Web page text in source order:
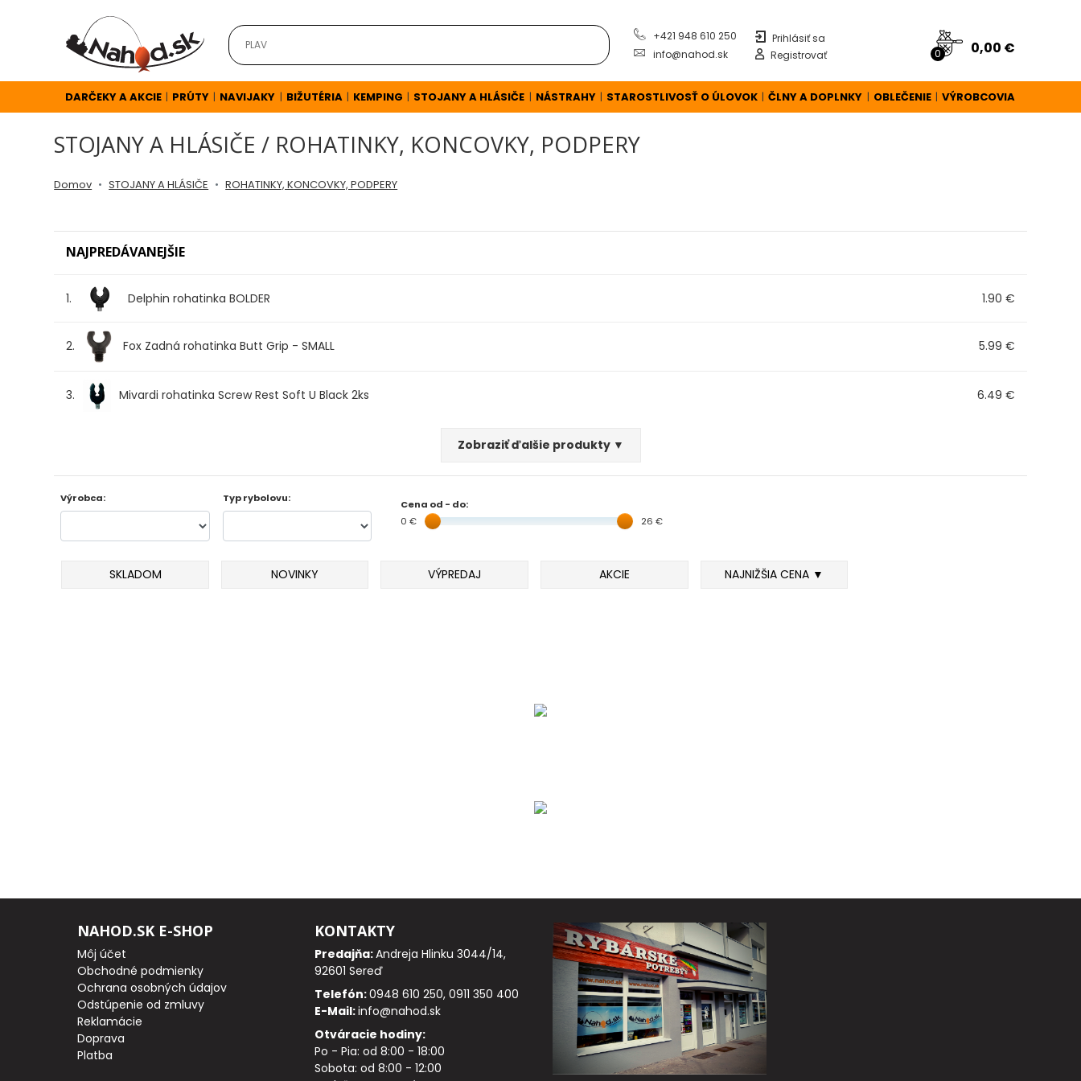
+421 948 610 250
info@nahod.sk
Prihlásiť sa
Registrovať
0 0,00 €
DARČEKY A AKCIE | PRÚTY | NAVIJAKY | BIŽUTÉRIA | KEMPING | STOJANY A HLÁSIČE | NÁSTRAHY | STAROSTLIVOSŤ O ÚLOVOK | ČLNY A DOPLNKY | OBLEČENIE | VÝROBCOVIA
STOJANY A HLÁSIČE / ROHATINKY, KONCOVKY, PODPERY
Domov STOJANY A HLÁSIČE ROHATINKY, KONCOVKY, PODPERY
NAJPREDÁVANEJŠIE
1. Delphin rohatinka BOLDER 1.90 €
2. Fox Zadná rohatinka Butt Grip - SMALL 5.99 €
3. Mivardi rohatinka Screw Rest Soft U Black 2ks 6.49 €
Zobraziť ďalšie produkty ▼
Výrobca: Typ rybolovu:
Cena od - do:
0 €
26 €
SKLADOM NOVINKY VÝPREDAJ AKCIE NAJNIŽŠIA CENA ▼
NAHOD.SK E-SHOP
Môj účet
Obchodné podmienky
Ochrana osobných údajov
Odstúpenie od zmluvy
Reklamácie
Doprava
Platba
KONTAKTY
Predajňa:Andreja Hlinku 3044/14,
92601 Sereď
Telefón:0948 610 250, 0911 350 400
E-Mail:info@nahod.sk
Otváracie hodiny:
Po - Pia: od 8:00 - 18:00
Sobota: od 8:00 - 12:00
A
Odporúčame
AKCIOVÝ
CAMPING
PRÍVLAČOVÉ